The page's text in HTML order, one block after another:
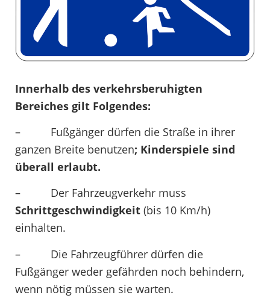
Innerhalb des verkehrsberuhigten
Bereiches gilt Folgendes:
– Fußgänger dürfen die Straße in ihrer
ganzen Breite benutzen; Kinderspiele sind
überall erlaubt.
– Der Fahrzeugverkehr muss
Schrittgeschwindigkeit (bis 10 Km/h)
einhalten.
– Die Fahrzeugführer dürfen die
Fußgänger weder gefährden noch behindern,
wenn nötig müssen sie warten.